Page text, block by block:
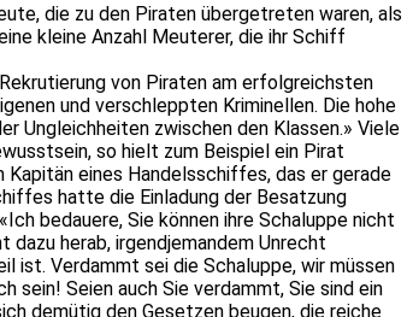
die zu den Piraten übergetreten waren, als
kleine Anzahl Meuterer, die ihr Schiff
von Piraten am erfolgreichsten
und verschleppten Kriminellen. Die hohe
Ungleichheiten zwischen den Klassen.» Viele
so hielt zum Beispiel ein Pirat
Kapitän eines Handelsschiffes, das er gerade
hatte die Einladung der Besatzung
bedauere, Sie können ihre Schaluppe nicht
dazu herab, irgendjemandem Unrecht
ist. Verdammt sei die Schaluppe, wir müssen
sein! Seien auch Sie verdammt, Sie sind ein
demütig den Gesetzen beugen, die reiche